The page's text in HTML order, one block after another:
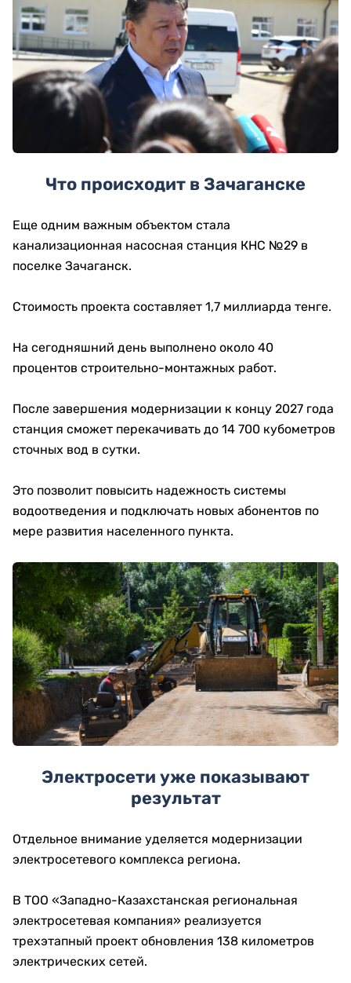
Что происходит в Зачаганске
Еще одним важным объектом стала
канализационная насосная станция КНС №29 в
поселке Зачаганск.
Стоимость проекта составляет 1,7 миллиарда тенге.
На сегодняшний день выполнено около 40
процентов строительно-монтажных работ.
После завершения модернизации к концу 2027 года
станция сможет перекачивать до 14 700 кубометров
сточных вод в сутки.
Это позволит повысить надежность системы
водоотведения и подключать новых абонентов по
мере развития населенного пункта.
Электросети уже показывают
результат
Отдельное внимание уделяется модернизации
электросетевого комплекса региона.
В ТОО «Западно-Казахстанская региональная
электросетевая компания» реализуется
трехэтапный проект обновления 138 километров
электрических сетей.